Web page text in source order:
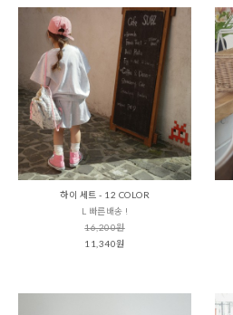
하이 세트 - 12 COLOR
L 빠른배송 !
16,200원
11,340원